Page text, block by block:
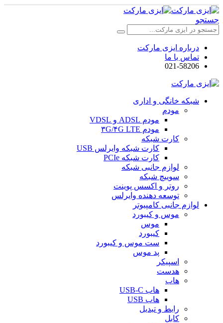
جستجو
درباره ایزی مارکت
تماس با ما
021-58206
شبکه خانگی و اداری
مودم
مودم ADSL و VDSL
مودم ۳G/۴G LTE
کارت شبکه
کارت شبکه وایرلس USB
کارت شبکه PCIe
لوازم جانبی شبکه
سوییچ شبکه
روتر و اکسس پوینت
توسعه دهنده وایرلس
لوازم جانبی کامپیوتر
موس و کیبورد
موس
کیبورد
ست موس و کیبورد
پد موس
اسپیکر
هدست
هاب
هاب USB-C
هاب USB
رابط و تبدیل
کابل